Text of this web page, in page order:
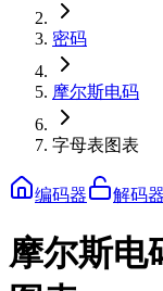
密码
摩尔斯电码
字母表图表
编码器 解码器
摩尔斯电